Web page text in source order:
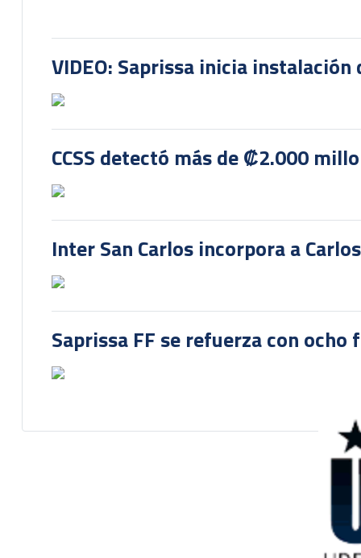
VIDEO: Saprissa inicia
CCSS detectó más de ₡2.000
Inter San Carlos incorpora a
Saprissa FF se refuerza con